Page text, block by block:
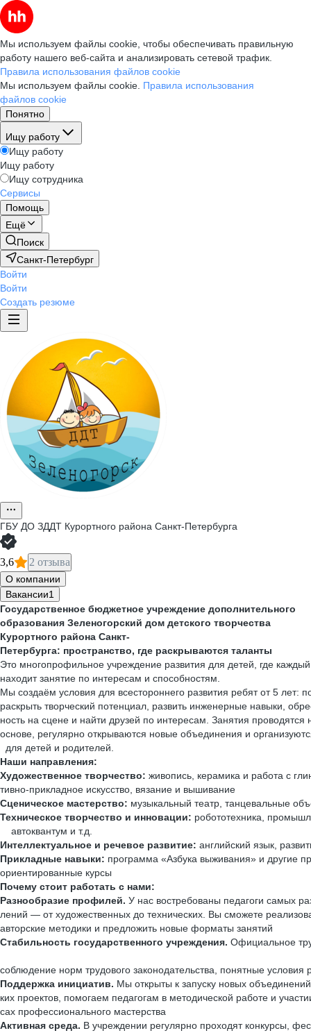
Мы используем файлы cookie, чтобы обеспечивать правильную
работу нашего веб-сайта и анализировать сетевой трафик.
Правила использования файлов cookie
Мы используем файлы cookie. Правила использования
файлов cookie
Понятно
Ищу работу
Ищу работу
Ищу работу
Ищу сотрудника
Сервисы
Помощь
Ещё
Поиск
Санкт-Петербург
Войти
Войти
Создать резюме
ГБУ ДО ЗДДТ Курортного района Санкт-Петербурга
3,6 2 отзыва
О компании
Вакансии1
Государственное бюджетное учреждение дополнительного
образования Зеленогорский дом детского творчества
Курортного района Санкт-
Петербурга: пространство, где раскрываются таланты
Это многопрофильное учреждение развития для детей, где каждый
находит занятие по интересам и способностям.
Мы создаём условия для всестороннего развития ребят от 5 лет:
раскрыть творческий потенциал, развить инженерные навыки,
ность на сцене и найти друзей по интересам. Занятия
основе, регулярно открываются новые объединения и
для детей и родителей.
Наши направления:
Художественное творчество: живопись, керамика и работа с
тивно‑прикладное искусство, вязание и вышивание
Сценическое мастерство: музыкальный театр, танцевальные
Техническое творчество и инновации: робототехника,
автоквантум и т.д.
Интеллектуальное и речевое развитие: английский язык,
Прикладные навыки: программа «Азбука выживания» и другие
ориентированные курсы
Почему стоит работать с нами:
Разнообразие профилей. У нас востребованы педагоги самых
лений — от художественных до технических. Вы сможете
авторские методики и предложить новые форматы занятий
Стабильность государственного учреждения. Официальное
соблюдение норм трудового законодательства, понятные условия
Поддержка инициатив. Мы открыты к запуску новых
ких проектов, помогаем педагогам в методической работе и
сах профессионального мастерства
Активная среда. В учреждении регулярно проходят конкурсы,